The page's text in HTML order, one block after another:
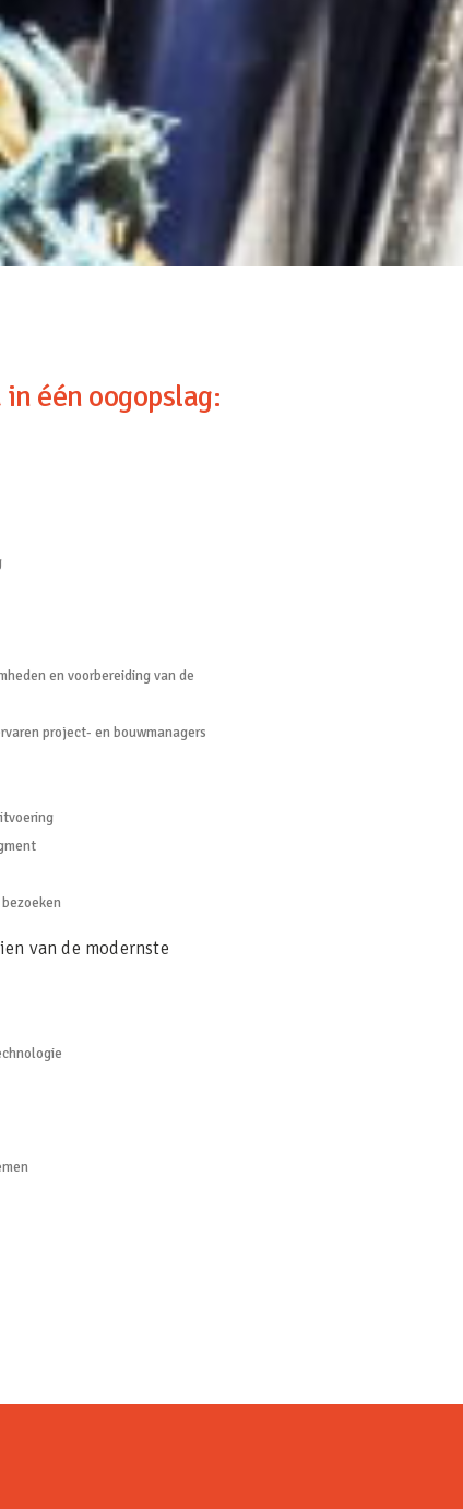
één oogopslag:
en voorbereiding van de
project- en bouwmanagers
van de modernste